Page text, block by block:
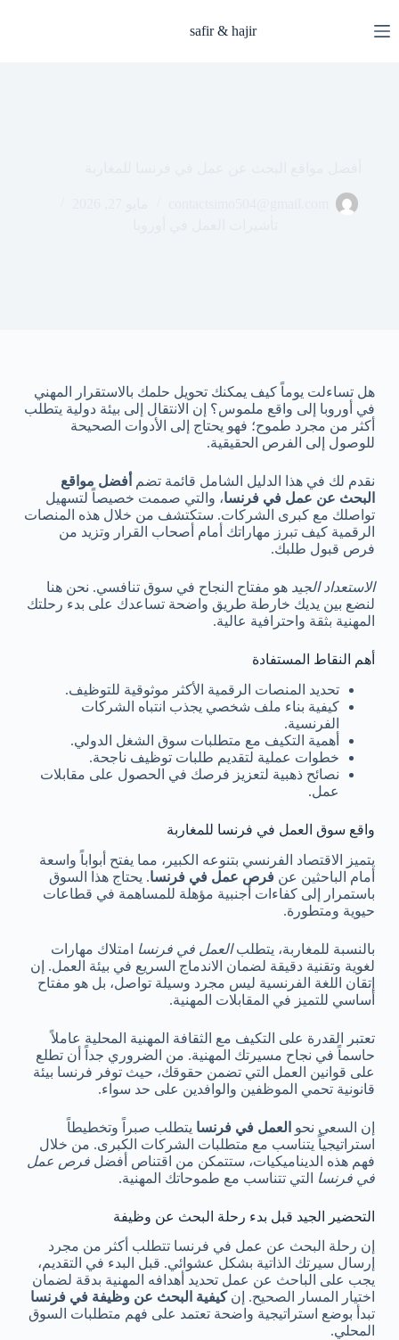
safir & hajir
هل تساءلت يوماً كيف يمكنك تحويل حلمك بالاستقرار المهني
في أوروبا إلى واقع ملموس؟ إن الانتقال إلى بيئة دولية يتطلب
أكثر من مجرد طموح؛ فهو يحتاج إلى الأدوات الصحيحة
للوصول إلى الفرص الحقيقية.
نقدم لك في هذا الدليل الشامل قائمة تضم أفضل مواقع
البحث عن عمل في فرنسا، والتي صممت خصيصاً لتسهيل
تواصلك مع كبرى الشركات. ستكتشف من خلال هذه المنصات
الرقمية كيف تبرز مهاراتك أمام أصحاب القرار وتزيد من
فرص قبول طلبك.
الاستعداد الجيد هو مفتاح النجاح في سوق تنافسي. نحن هنا
لنضع بين يديك خارطة طريق واضحة تساعدك على بدء رحلتك
المهنية بثقة واحترافية عالية.
أهم النقاط المستفادة
تحديد المنصات الرقمية الأكثر موثوقية للتوظيف.
كيفية بناء ملف شخصي يجذب انتباه الشركات
الفرنسية.
أهمية التكيف مع متطلبات سوق الشغل الدولي.
خطوات عملية لتقديم طلبات توظيف ناجحة.
نصائح ذهبية لتعزيز فرصك في الحصول على مقابلات
عمل.
واقع سوق العمل في فرنسا للمغاربة
يتميز الاقتصاد الفرنسي بتنوعه الكبير، مما يفتح أبواباً واسعة
أمام الباحثين عن فرص عمل في فرنسا. يحتاج هذا السوق
باستمرار إلى كفاءات أجنبية مؤهلة للمساهمة في قطاعات
حيوية ومتطورة.
بالنسبة للمغاربة، يتطلبالعمل في فرنسا
امتلاك مهارات
لغوية وتقنية دقيقة لضمان الاندماج السريع في بيئة العمل. إن
إتقان اللغة الفرنسية ليس مجرد وسيلة تواصل، بل هو مفتاح
أساسي للتميز في المقابلات المهنية.
تعتبر القدرة على التكيف مع الثقافة المهنية المحلية عاملاً
حاسماً في نجاح مسيرتك المهنية. من الضروري جداً أن تطلع
على قوانين العمل التي تضمن حقوقك، حيث توفر فرنسا بيئة
قانونية تحمي الموظفين والوافدين على حد سواء.
إن السعي نحو العمل في فرنسا يتطلب صبراً وتخطيطاً
استراتيجياً يتناسب مع متطلبات الشركات الكبرى. من خلال
فهم هذه الديناميكيات، ستتمكن من اقتناص أفضل فرص عمل
في فرنسا
التي تتناسب مع طموحاتك المهنية.
التحضير الجيد قبل بدء رحلة البحث عن وظيفة
إن رحلة البحث عن عمل في فرنسا تتطلب أكثر من مجرد
إرسال سيرتك الذاتية بشكل عشوائي. قبل البدء في التقديم،
يجب على الباحث عن عمل تحديد أهدافه المهنية بدقة لضمان
اختيار المسار الصحيح. إنكيفية البحث عن وظيفة في فرنسا
تبدأ بوضع استراتيجية واضحة تعتمد على فهم متطلبات السوق
المحلي.